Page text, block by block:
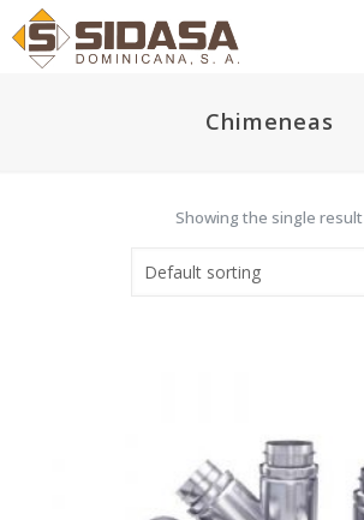
Chimeneas
Showing the single result